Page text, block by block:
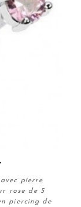
pierre
rose de 5
piercing de